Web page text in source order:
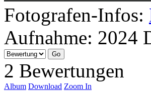
Fotografen-Infos:
Aufnahme: 2024
2 Bewertungen
Album Download Zoom In